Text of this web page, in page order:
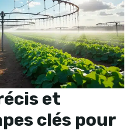
et
clés pour